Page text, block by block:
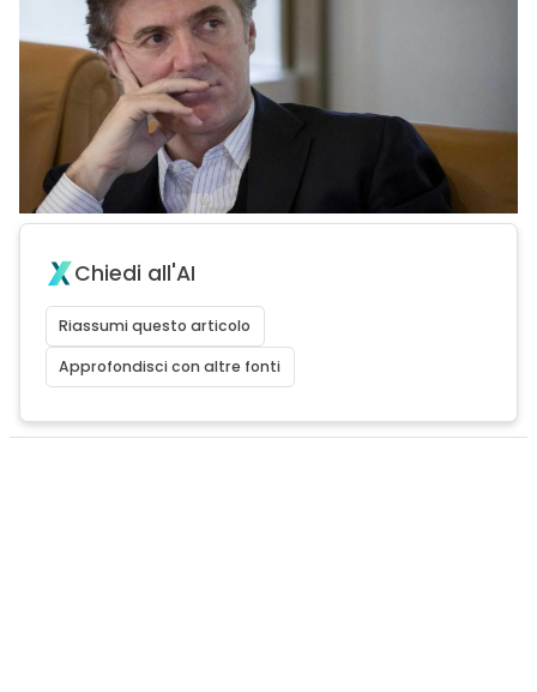
Chiedi all'AI
Riassumi questo articolo
Approfondisci con altre fonti